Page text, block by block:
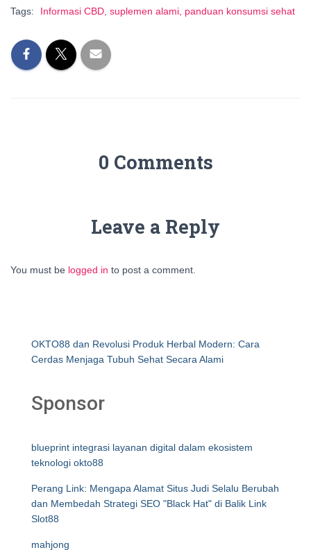
Tags: Informasi CBD, suplemen alami, panduan konsumsi sehat
0 Comments
Leave a Reply
You must be logged in to post a comment.
OKTO88 dan Revolusi Produk Herbal Modern: Cara
Cerdas Menjaga Tubuh Sehat Secara Alami
Sponsor
blueprint integrasi layanan digital dalam ekosistem
teknologi okto88
Perang Link: Mengapa Alamat Situs Judi Selalu Berubah
dan Membedah Strategi SEO "Black Hat" di Balik Link
Slot88
mahjong